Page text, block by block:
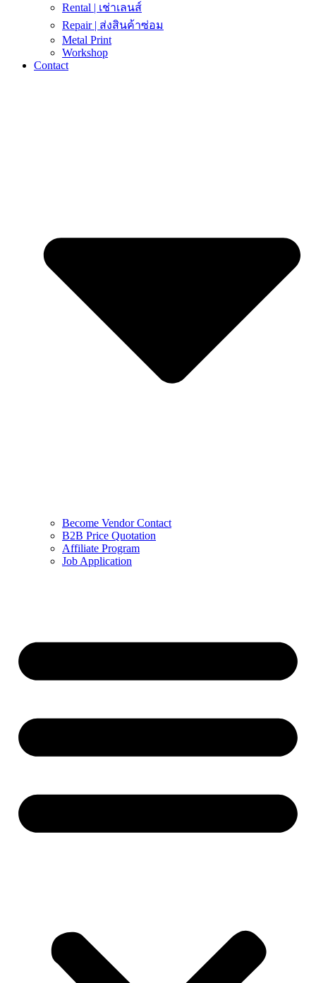
Rental | เช่าเลนส์
Repair | ส่งสินค้าซ่อม
Metal Print
Workshop
Contact
Become Vendor Contact
B2B Price Quotation
Affiliate Program
Job Application